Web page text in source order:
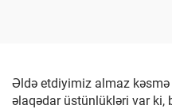
Əldə etdiyimiz almaz kəsmə
əlaqədar üstünlükləri var ki,